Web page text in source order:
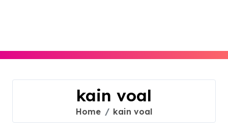
kain voal
Home kain voal